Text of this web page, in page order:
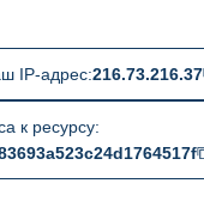
IP-адрес:216.73.216.37
к ресурсу: